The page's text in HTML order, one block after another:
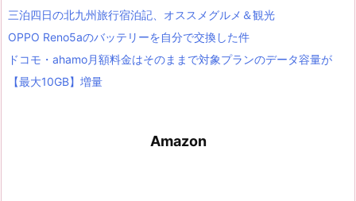
三泊四日の北九州旅行宿泊記、オススメグルメ＆観光
OPPO Reno5aのバッテリーを自分で交換した件
ドコモ・ahamo月額料金はそのままで対象プランのデータ容量が
【最大10GB】増量
Amazon